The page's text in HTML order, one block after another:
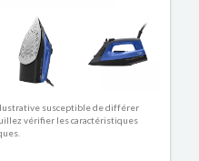
susceptible de différer
vérifier les caractéristiques